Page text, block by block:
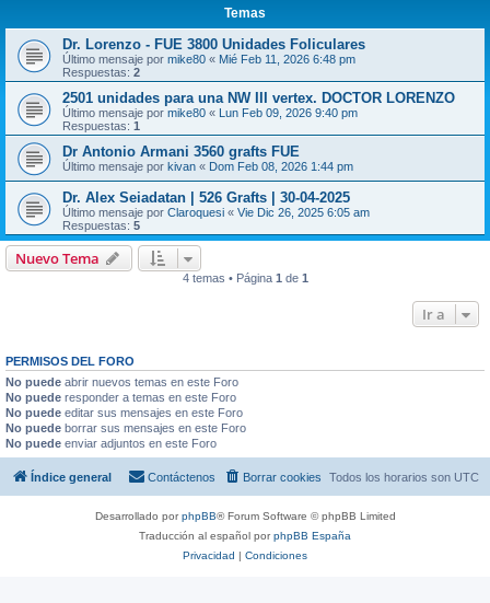
Temas
Dr. Lorenzo - FUE 3800 Unidades Foliculares
Último mensaje por mike80 « Mié Feb 11, 2026 6:48 pm
Respuestas: 2
2501 unidades para una NW III vertex. DOCTOR LORENZO
Último mensaje por mike80 « Lun Feb 09, 2026 9:40 pm
Respuestas: 1
Dr Antonio Armani 3560 grafts FUE
Último mensaje por kivan « Dom Feb 08, 2026 1:44 pm
Dr. Alex Seiadatan | 526 Grafts | 30-04-2025
Último mensaje por Claroquesi « Vie Dic 26, 2025 6:05 am
Respuestas: 5
Nuevo Tema
4 temas • Página 1 de 1
Ir a
PERMISOS DEL FORO
No puede abrir nuevos temas en este Foro
No puede responder a temas en este Foro
No puede editar sus mensajes en este Foro
No puede borrar sus mensajes en este Foro
No puede enviar adjuntos en este Foro
Índice general Todos los horarios son UTC
Borrar cookies
Contáctenos
Desarrollado porphpBB® Forum Software © phpBB Limited
Traducción al español porphpBB España
Privacidad | Condiciones